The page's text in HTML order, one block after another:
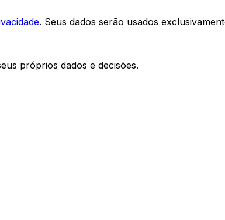
. Seus dados serão usados
próprios dados e decisões.